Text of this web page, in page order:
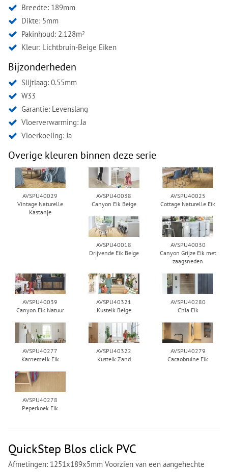
Breedte: 189mm
Dikte: 5mm
Pakinhoud: 2.128m2
Kleur: Lichtbruin-Beige Eiken
Bijzonderheden
Slijtlaag: 0.55mm
W33
Garantie: Levenslang
Vloerverwarming: Ja
Vloerkoeling: Ja
Overige kleuren binnen deze serie
AVSPU40029
Vintage Naturelle
Kastanje
AVSPU40038
Canyon Eik Beige
AVSPU40025
Cottage Naturelle Eik
AVSPU40018
Drijvende Eik Beige
AVSPU40030
Canyon Grijze Eik met
zaagsneden
AVSPU40039
Canyon Eik Natuur
AVSPU40321
Kusteik Beige
AVSPU40280
Chia Eik
AVSPU40277
Karnemelk Eik
AVSPU40322
Kusteik Zand
AVSPU40279
Cacaobruine Eik
AVSPU40278
Peperkoek Eik
QuickStep Blos click PVC
Afmetingen: 1251x189x5mm Voorzien van een aangehechte